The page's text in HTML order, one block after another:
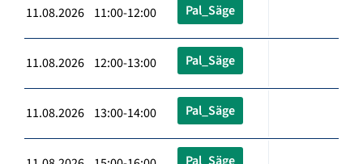
11.08.2026 11:00-12:00 Pal_Säge
11.08.2026 12:00-13:00 Pal_Säge
11.08.2026 13:00-14:00 Pal_Säge